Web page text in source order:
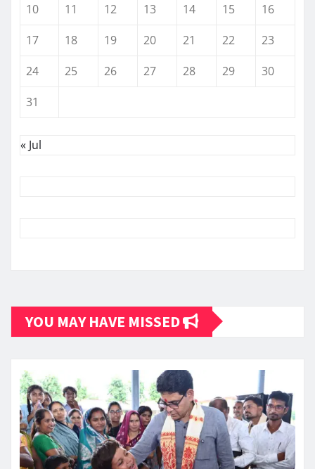
10
11 12 13 14 15
16
17
18 19 20 21 22
23
24
25 26 27 28 29
30
31
« Jul
YOU MAY HAVE MISSED